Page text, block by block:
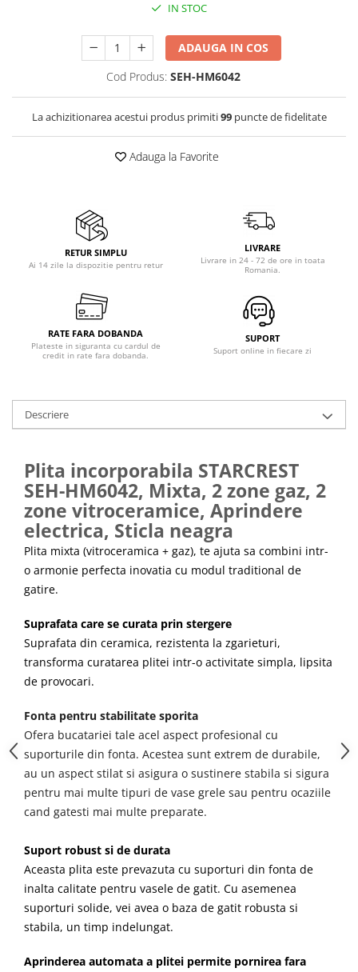
Vitrine frigorifice
Electrocasnice Mici
Accesorii aspiratoare
Aparate de bucatarie
Aparate de preparat desert
Aparate de vidat
Ascutitor cutite
Blendere
Cântare de bucătărie
Fierbătoare
Friteuze
Masini de paine
Multicooker
Prăjitoare de pâine
Rasnite condimente
Razatoare
Roboti de bucatarie
Sandwich-maker
Aparate de cafea
Accesorii
Cafetiere
Espressoare
Râșnițe de cafea
Aparate de curatat bijuterii
Aparate de curățat cu aburi
Aparate de ingrijire tesaturi
aparat de calcat vertical
Fiare de calcat
Statii de calcat
Aparate de masaj
Aparate de ras electrice
Aparate faciale
IN STOC
ADAUGA IN COS
Cod Produs: SEH-HM6042
La achizitionarea acestui produs primiti99puncte de fidelitate
Adauga la Favorite
RETUR SIMPLU
Ai 14 zile la dispozitie pentru retur
LIVRARE
Livrare in 24 - 72 de ore in toata
Romania.
RATE FARA DOBANDA
Plateste in siguranta cu cardul de
credit in rate fara dobanda.
SUPORT
Suport online in fiecare zi
Descriere
Plita incorporabila STARCREST
SEH-HM6042, Mixta, 2 zone gaz, 2
zone vitroceramice, Aprindere
electrica, Sticla neagra
Plita mixta (vitroceramica + gaz), te ajuta sa combini intr-
o armonie perfecta inovatia cu modul traditional de
gatire.
Suprafata care se curata prin stergere
Suprafata din ceramica, rezistenta la zgarieturi,
transforma curatarea plitei intr-o activitate simpla, lipsita
de provocari.
Fonta pentru stabilitate sporita
Ofera bucatariei tale acel aspect profesional cu
suporturile din fonta. Acestea sunt extrem de durabile,
au un aspect stilat si asigura o sustinere stabila si sigura
pentru mai multe tipuri de vase grele sau pentru ocaziile
cand gatesti mai multe preparate.
Suport robust si de durata
Aceasta plita este prevazuta cu suporturi din fonta de
inalta calitate pentru vasele de gatit. Cu asemenea
suporturi solide, vei avea o baza de gatit robusta si
stabila, un timp indelungat.
Aprinderea automata a plitei permite pornirea fara